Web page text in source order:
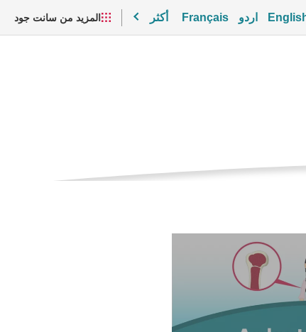
اردو Français أكثر المزيد من سانت جود